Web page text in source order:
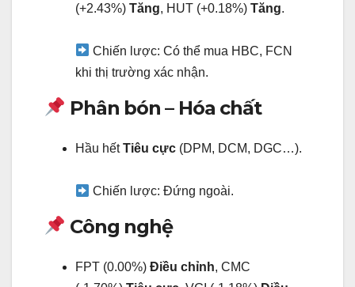
(+2.43%) Tăng, HUT (+0.18%) Tăng.
Chiến lược: Có thể mua HBC, FCN
khi thị trường xác nhận.
Phân bón – Hóa chất
Hầu hếtTiêu cực (DPM, DCM, DGC…).
Chiến lược: Đứng ngoài.
Công nghệ
FPT (0.00%) Điều chỉnh, CMC